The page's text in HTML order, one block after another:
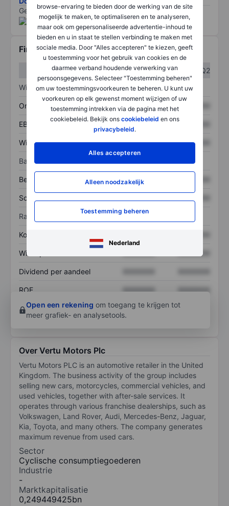
browse-ervaring te bieden door de werking van de site
mogelijk te maken, te optimaliseren en te analyseren,
maar ook om gepersonaliseerde advertentie-inhoud te
bieden en u in staat te stellen verbinding te maken met
sociale media. Door "Alles accepteren" te kiezen, geeft
u toestemming voor het gebruik van cookies en de
daarmee verband houdende verwerking van
persoonsgegevens. Selecteer "Toestemming beheren"
om uw toestemmingsvoorkeuren te beheren. U kunt uw
voorkeuren op elk gewenst moment wijzigen of uw
toestemming intrekken via de pagina met het
cookiebeleid. Bekijk ons cookiebeleid en ons
privacybeleid.
Alles accepteren
Alleen noodzakelijk
Toestemming beheren
Nederland
Gegevens geleverd door
/
Financiële gegevens
Q1
Q2
Winst/verlies
Omzet XXXXXXX XXXXXXX
EBITDA XXXXXXX XXXXXXX
Winst XXXXXXX XXXXXXX
Balans
Bezittingen XXXXXXX
Schulden
Ratio's
Koers/omzetratio
Winst per aandeel XXXXXXX
Dividend per aandeel
ROE XXXXXXX
XXXXXXX
Open een rekening om toegang te krijgen tot
meer grafiek- en analysetools.
Over Vertu Motors Plc
Vertu Motors PLC is an automotive retailer in the United
Kingdom. The business activity of the group includes
selling new cars, motorcycles, commercial vehicles, and
used vehicles, together with after-sale services. It
operates through various franchise dealerships, such as
Volkswagen, Land Rover, Audi, Mercedes-Benz, Jaguar,
Kia, Toyota, and many others. The company generates
maximum revenue from used cars.
Sector
Cyclische consumptiegoederen
Industrie
-
Marktkapitalisatie
0,249449425bn